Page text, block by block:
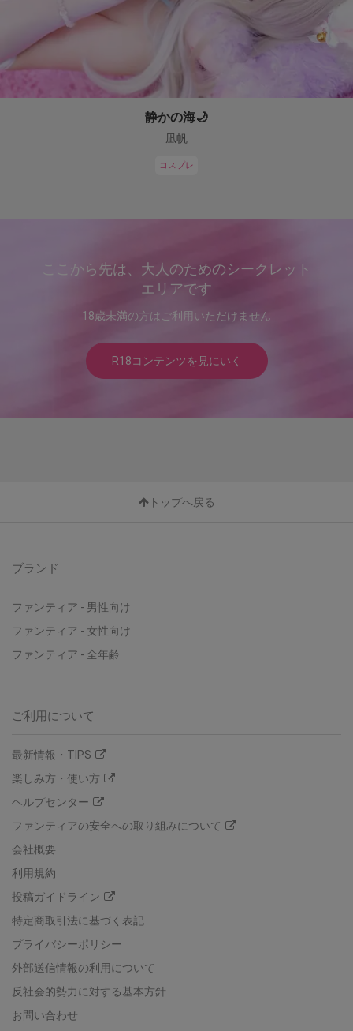
静かの海🌙
凪帆
コスプレ
ここから先は、大人のためのシークレット
エリアです
18歳未満の方はご利用いただけません
R18コンテンツを見にいく
トップへ戻る
ブランド
ファンティア - 男性向け
ファンティア - 女性向け
ファンティア - 全年齢
ご利用について
最新情報・TIPS
楽しみ方・使い方
ヘルプセンター
ファンティアの安全への取り組みについて
会社概要
利用規約
投稿ガイドライン
特定商取引法に基づく表記
プライバシーポリシー
外部送信情報の利用について
反社会的勢力に対する基本方針
お問い合わせ